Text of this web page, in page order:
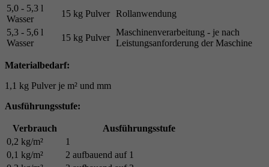
5,0 - 5,3 l
Wasser
15 kg Pulver Rollanwendung
5,3 - 5,6 l
Wasser
15 kg Pulver
Maschinenverarbeitung - je nach
Leistungsanforderung der Maschine
Materialbedarf:
1,1 kg Pulver je m² und mm
Ausführungsstufe:
Verbrauch
Ausführungsstufe
0,2 kg/m²
1
0,1 kg/m²
2 aufbauend auf 1